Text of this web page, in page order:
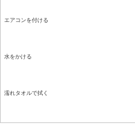
エアコンを付ける
水をかける
濡れタオルで拭く